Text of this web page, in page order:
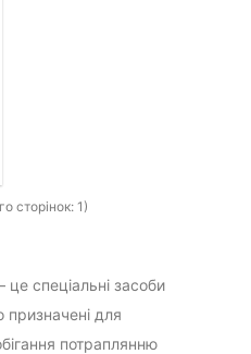
сторінок: 1)
це спеціальні засоби
призначені для
потраплянню